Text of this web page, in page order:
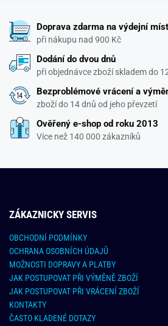
Doprava zdarma na výdejní
při nákupu nad 900 Kč
Dodání do dvou dnů
při objednávce zboží skladem do
Bezproblémové vrácení a
zboží do 14 dnů od jeho převzetí
Ověřený e-shop od roku 2013
Více než 140 000 zákazníků
ZÁKAZNICKY SERVIS
OBCHODNÍ PODMÍNKY
OCHRANA OSOBNÍCH ÚDAJŮ
MOŽNOSTI DOPRAVY A PLATBY
JAK POSTUPOVAT PŘI VÝMĚNĚ ZBOŽÍ
JAK POSTUPOVAT PŘI VRÁCENÍ ZBOŽÍ
KONTAKTY
ČASTO KLADENÉ DOTAZY